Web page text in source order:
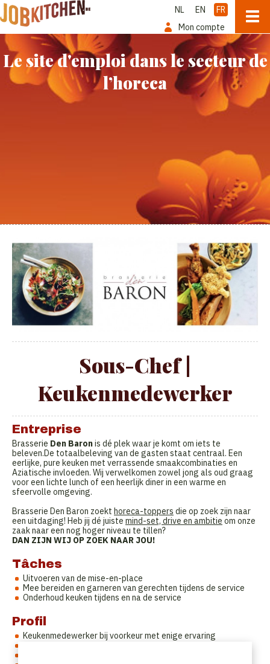
NL EN
FR
Mon compte
Le site d'emploi dans le secteur de
l’horeca
Sous-Chef |
Keukenmedewerker
Entreprise
Brasserie Den Baronis dé plek waar je komt om iets te
beleven.De totaalbeleving van de gasten staat centraal. Een
eerlijke, pure keuken met verrassende smaakcombinaties en
Aziatische invloeden. Wij verwelkomen zowel jong als oud graag
voor een lichte lunch of een heerlijk diner in een warme en
sfeervolle omgeving.
Brasserie Den Baron zoekt horeca-toppers die op zoek zijn naar
een uitdaging! Heb jij dé juiste mind-set, drive en ambitie om onze
zaak naar een nog hoger niveau te tillen?
DAN ZIJN WIJ OP ZOEK NAAR JOU!
Tâches
Uitvoeren van de mise-en-place
Mee bereiden en garneren van gerechten tijdens de service
Onderhoud keuken tijdens en na de service
Profil
Keukenmedewerker bij voorkeur met enige ervaring